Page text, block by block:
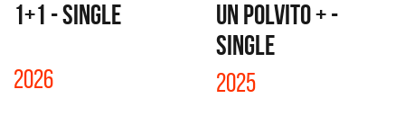
1+1 - SINGLE
2026
UN POLVITO + -
SINGLE
2025